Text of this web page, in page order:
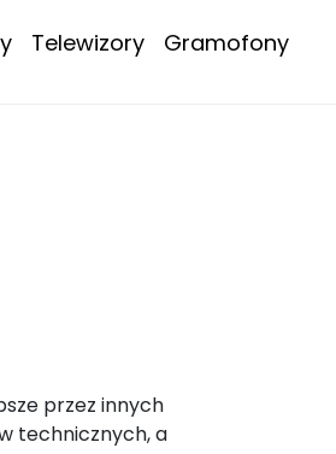
Telewizory Gramofony
przez innych
technicznych, a